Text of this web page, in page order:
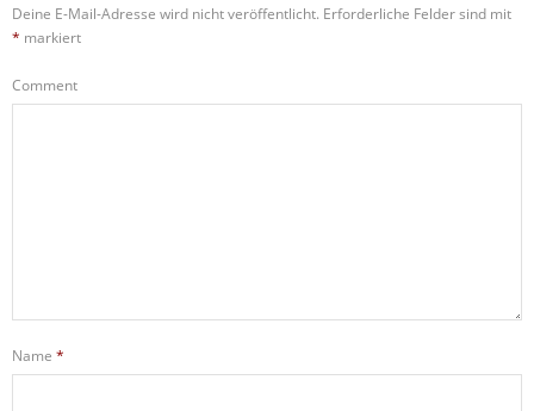
Deine E-Mail-Adresse wird nicht veröffentlicht. Erforderliche Felder sind mit
* markiert
Comment
Name *